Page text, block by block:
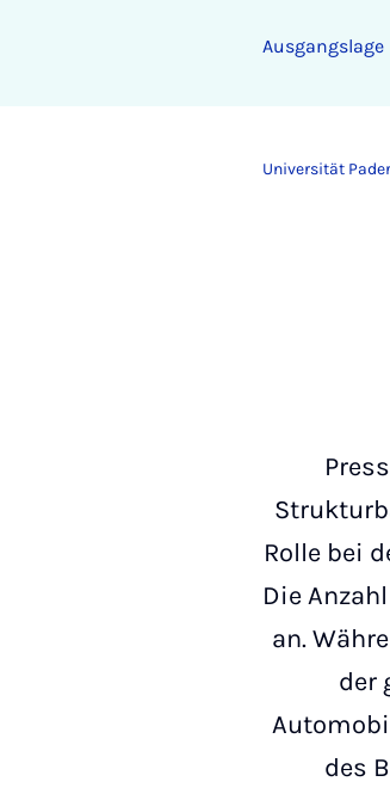
Ausgangslage
Universität
Rolle bei
Die
an.
der
des